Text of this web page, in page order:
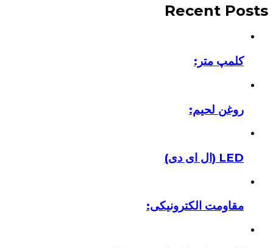
Recent Posts
کلمپ متر:
روغن لحیم:
LED (ال ای دی)
مقاومت الکترونیکی: